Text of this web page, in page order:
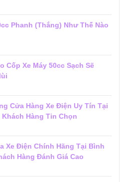
Phanh (Thắng) Như Thế Nào
Cốp Xe Máy 50cc Sạch Sẽ
Cửa Hàng Xe Điện Uy Tín Tại
Hàng Tin Chọn
Xe Điện Chính Hãng Tại Bình
Hàng Đánh Giá Cao